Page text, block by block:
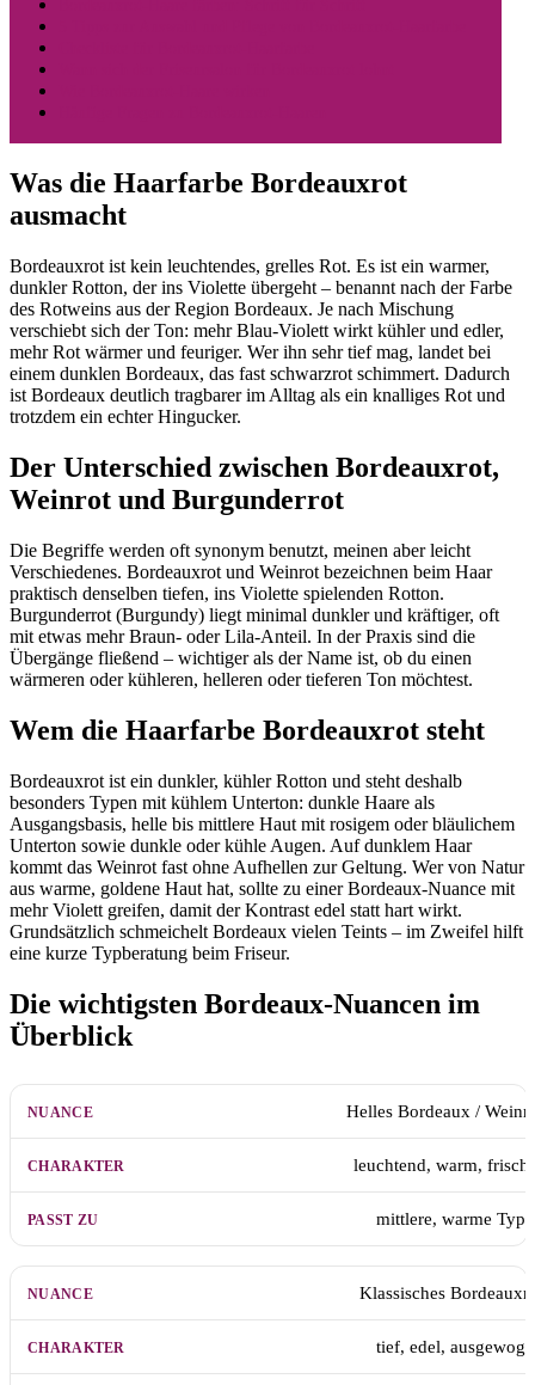
Was die Haarfarbe Bordeauxrot
ausmacht
Bordeauxrot ist kein leuchtendes, grelles Rot. Es ist ein warmer,
dunkler Rotton, der ins Violette übergeht – benannt nach der Farbe
des Rotweins aus der Region Bordeaux. Je nach Mischung
verschiebt sich der Ton: mehr Blau-Violett wirkt kühler und edler,
mehr Rot wärmer und feuriger. Wer ihn sehr tief mag, landet bei
einem dunklen Bordeaux, das fast schwarzrot schimmert. Dadurch
ist Bordeaux deutlich tragbarer im Alltag als ein knalliges Rot und
trotzdem ein echter Hingucker.
Der Unterschied zwischen Bordeauxrot,
Weinrot und Burgunderrot
Die Begriffe werden oft synonym benutzt, meinen aber leicht
Verschiedenes. Bordeauxrot und Weinrot bezeichnen beim Haar
praktisch denselben tiefen, ins Violette spielenden Rotton.
Burgunderrot (Burgundy) liegt minimal dunkler und kräftiger, oft
mit etwas mehr Braun- oder Lila-Anteil. In der Praxis sind die
Übergänge fließend – wichtiger als der Name ist, ob du einen
wärmeren oder kühleren, helleren oder tieferen Ton möchtest.
Wem die Haarfarbe Bordeauxrot steht
Bordeauxrot ist ein dunkler, kühler Rotton und steht deshalb
besonders Typen mit kühlem Unterton: dunkle Haare als
Ausgangsbasis, helle bis mittlere Haut mit rosigem oder bläulichem
Unterton sowie dunkle oder kühle Augen. Auf dunklem Haar
kommt das Weinrot fast ohne Aufhellen zur Geltung. Wer von Natur
aus warme, goldene Haut hat, sollte zu einer Bordeaux-Nuance mit
mehr Violett greifen, damit der Kontrast edel statt hart wirkt.
Grundsätzlich schmeichelt Bordeaux vielen Teints – im Zweifel hilft
eine kurze Typberatung beim Friseur.
Die wichtigsten Bordeaux-Nuancen im
Überblick
NUANCE PASST ZUHelles Bordeaux /
leuchtend, warm,
mittlere, warme
Klassisches
tief, edel,